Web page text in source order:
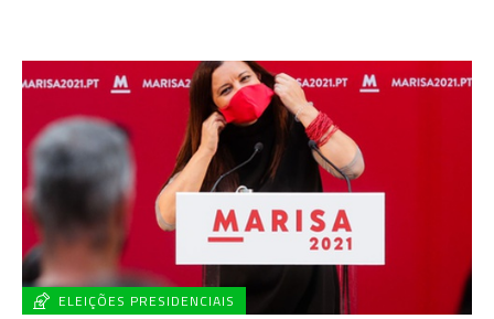
ELEIÇÕES PRESIDENCIAIS